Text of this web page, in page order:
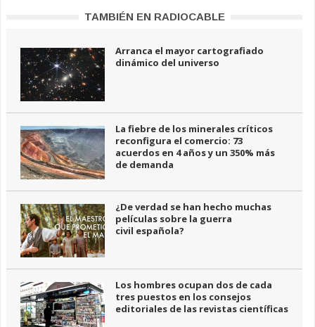
TAMBIÉN EN RADIOCABLE
Arranca el mayor cartografiado
dinámico del universo
La fiebre de los minerales críticos
reconfigura el comercio: 73
acuerdos en 4 años y un 350% más
de demanda
¿De verdad se han hecho muchas
películas sobre la guerra
civil española?
Los hombres ocupan dos de cada
tres puestos en los consejos
editoriales de las revistas científicas